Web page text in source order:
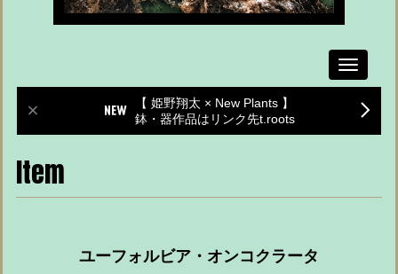
Toggle
【 姫野翔太 × New Plants 】
鉢・器作品はリンク先t.roots
Item
ユーフォルビア・オンコクラータ